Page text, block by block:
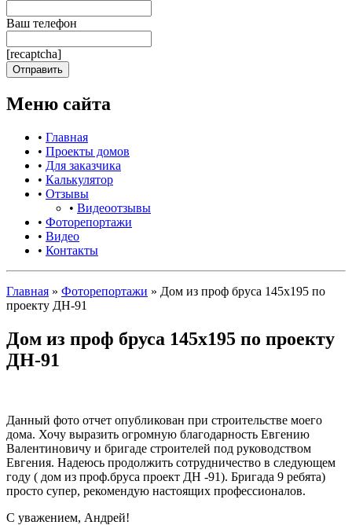
Ваш телефон
[recaptcha]
Меню сайта
• Главная
• Проекты домов
• Для заказчика
• Калькулятор
• Отзывы
• Видеоотзывы
• Фоторепортажи
• Видео
• Контакты
Главная » Фоторепортажи » Дом из проф бруса 145х195 по
проекту ДН-91
Дом из проф бруса 145х195 по проекту
ДН-91
Данный фото отчет опубликован при строительстве моего
дома. Хочу выразить огромную благодарность Евгению
Валентиновичу и бригаде строителей под руководством
Евгения. Надеюсь продолжить сотрудничество в следующем
году ( дом из проф.бруса проект ДН -91). Бригада 9 ребята)
просто супер, рекомендую настоящих профессионалов.
С уважением, Андрей!